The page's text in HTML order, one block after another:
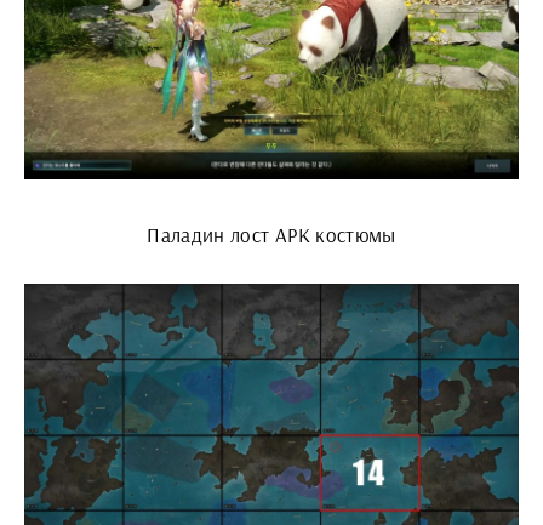
Паладин лост АРК костюмы